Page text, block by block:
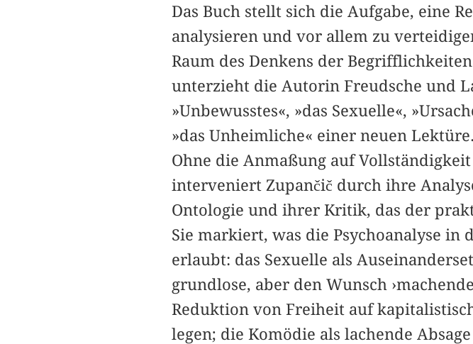
Das Buch stellt sich die Aufgabe, eine
analysieren und vor allem zu
Raum des Denkens der
unterzieht die Autorin Freudsche und
»Unbewusstes«, »das Sexuelle«,
»das Unheimliche« einer neuen Lektüre.
Ohne die Anmaßung auf
interveniert Zupančič durch ihre
Ontologie und ihrer Kritik, das der
Sie markiert, was die Psychoanalyse in
erlaubt: das Sexuelle als
grundlose, aber den Wunsch
Reduktion von Freiheit auf
legen; die Komödie als lachende